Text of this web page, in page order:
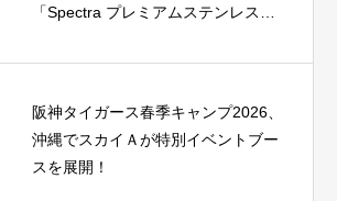
「Spectra プレミアムステンレスバ
阪神タイガース春季キャンプ2026、
沖縄でスカイＡが特別イベントブー
スを展開！